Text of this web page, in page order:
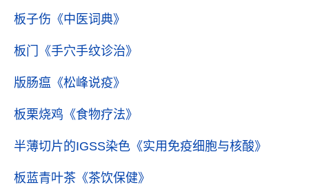
板子伤 《中医词典》
板门 《手穴手纹诊治》
版肠瘟 《松峰说疫》
板栗烧鸡 《食物疗法》
半薄切片的IGSS染色 《实用免疫细胞与核酸》
板蓝青叶茶 《茶饮保健》